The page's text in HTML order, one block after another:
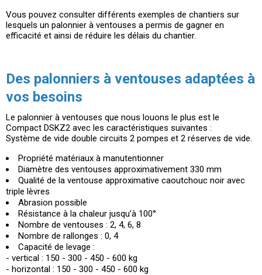
Vous pouvez consulter différents exemples de chantiers sur
lesquels un palonnier à ventouses a permis de gagner en
efficacité et ainsi de réduire les délais du chantier.
Des palonniers à ventouses adaptées à
vos besoins
Le palonnier à ventouses que nous louons le plus est le
Compact DSKZ2 avec les caractéristiques suivantes :
Système de vide double circuits 2 pompes et 2 réserves de vide.
Propriété matériaux à manutentionner
Diamètre des ventouses approximativement 330 mm
Qualité de la ventouse approximative caoutchouc noir avec
triple lèvres
Abrasion possible
Résistance à la chaleur jusqu’à 100°
Nombre de ventouses : 2, 4, 6, 8
Nombre de rallonges : 0, 4
Capacité de levage :
- vertical : 150 - 300 - 450 - 600 kg
- horizontal : 150 - 300 - 450 - 600 kg